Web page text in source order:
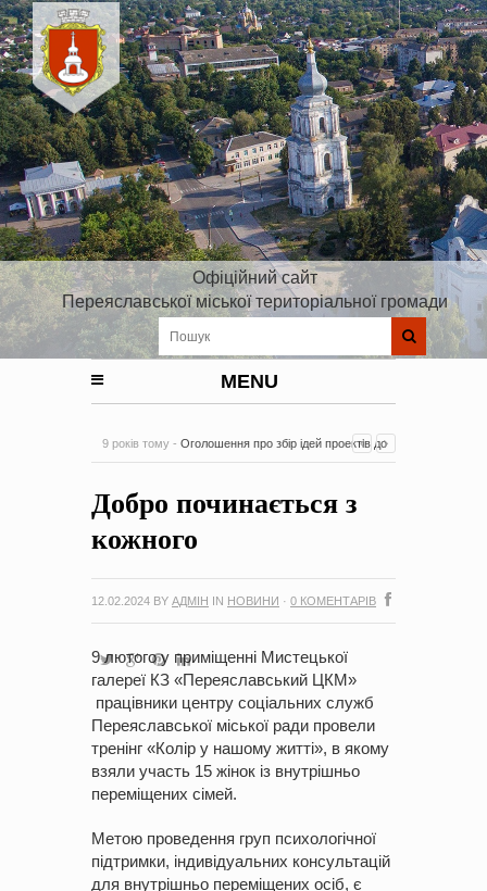
Офіційний сайт
Переяславської міської територіальної громади
MENU
9 років тому - Оголошення про збір ідей проектів до
на період 2018 – 2020 роки Оголошення про збір ідей
проектів
Добро починається з
кожного
12.02.2024 BY АДМІН IN НОВИНИ · 0 КОМЕНТАРІВ
9 лютого у приміщенні Мистецької
галереї КЗ «Переяславський ЦКМ»
працівники центру соціальних служб
Переяславської міської ради провели
тренінг «Колір у нашому житті», в якому
взяли участь 15 жінок із внутрішньо
переміщених сімей.
Метою проведення груп психологічної
підтримки, індивідуальних консультацій
для внутрішньо переміщених осіб, є